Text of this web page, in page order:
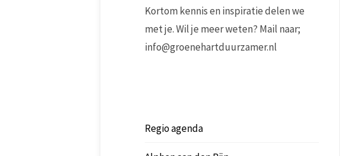
Kortom kennis en inspiratie delen we
met je. Wil je meer weten? Mail naar;
info@groenehartduurzamer.nl
Regio agenda